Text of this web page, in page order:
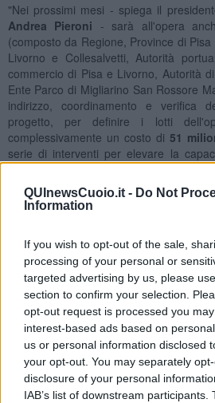
QUInewsCuoio.it - Do Not
Information
If you wish to opt-out of the sale,
processing of your personal or
targeted advertising by us, please
section to confirm your selection.
opt-out request is processed you
interest-based ads based on
us or personal information disclosed
your opt-out. You may separately
disclosure of your personal
IAB’s list of downstream
"Nei prossimi mesi - spiega il
Andrea Pieroni - sarà all'opera
(composto da Regione, Province di
Livorno e Collesalvetti, Autorità
commercio di Pisa e Livorno, Autorità
Ente Parco di Migliarino San Rossore
indirizzo, coordinamento e verifica
progetto, per definire i lotti
complessivamente un costo di 51
serie di interventi per elevare la
attuali 600 metri cubi al secondo
realizzazione di una foce armata e
trattamento fanghi".
Allo stato attuale lo Scolmatore ha una
limitata rispetto ai nominali 1400 m3/s
degli anni ’60; così come
nell’evento dello scorso 31 gennaio,
600 ed i 700 m3/s nei tratti più critici di
“L’attività progettuale che la Provincia
svolgere – concludePieroni– è
necessarie al ripristino della